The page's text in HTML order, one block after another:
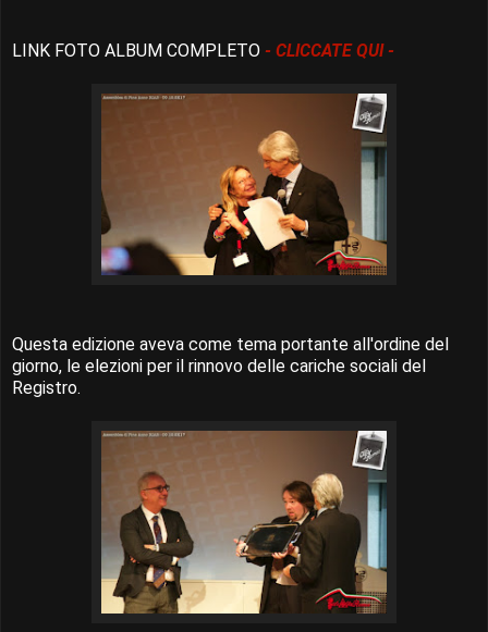
LINK FOTO ALBUM COMPLETO - CLICCATE QUI -
Questa edizione aveva come tema portante all'ordine del
giorno, le elezioni per il rinnovo delle cariche sociali del
Registro.